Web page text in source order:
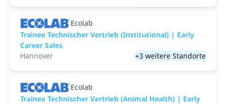
Ecolab
Trainee Technischer Vertrieb (Institutional) | Early
Career Sales
Hannover
+3 weitere Standorte
Ecolab
Trainee Technischer Vertrieb (Animal Health) | Early